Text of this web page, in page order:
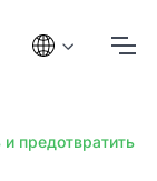
предотвратить